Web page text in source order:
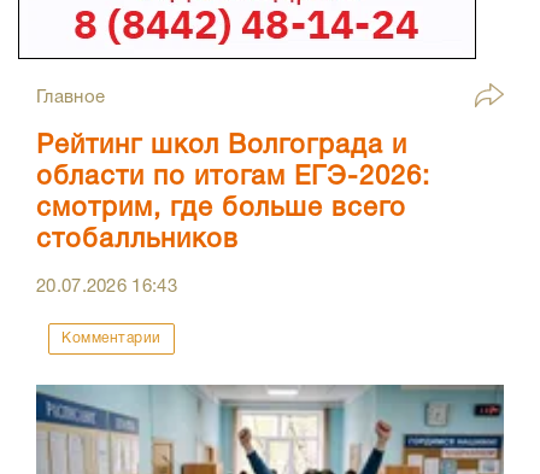
Главное
Рейтинг школ Волгограда и
области по итогам ЕГЭ-2026:
смотрим, где больше всего
стобалльников
20.07.2026 16:43
Комментарии